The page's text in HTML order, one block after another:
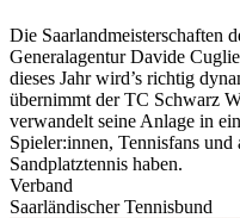
Die Saarlandmeisterschaften
Generalagentur Davide
dieses Jahr wird’s richtig
übernimmt der TC Schwarz
verwandelt seine Anlage in
Spieler:innen, Tennisfans
Sandplatztennis haben.
Verband
Saarländischer Tennisbund